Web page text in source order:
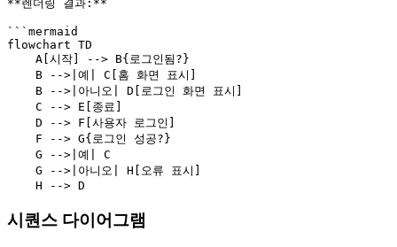
**렌더링 결과:**
```mermaid
flowchart TD
    A[시작] --> B{로그인됨?}
    B -->|예| C[홈 화면 표시]
    B -->|아니오| D[로그인 화면 표시]
    C --> E[종료]
    D --> F[사용자 로그인]
    F --> G{로그인 성공?}
    G -->|예| C
    G -->|아니오| H[오류 표시]
    H --> D
시퀀스 다이어그램